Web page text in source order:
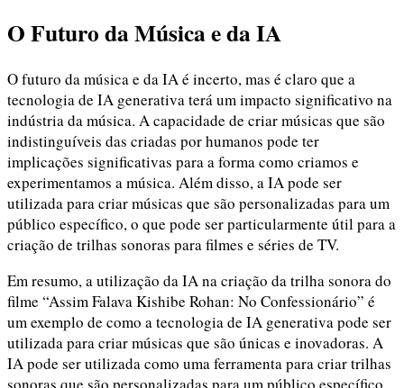
O Futuro da Música e da IA
O futuro da música e da IA é incerto, mas é claro que a
tecnologia de IA generativa terá um impacto significativo na
indústria da música. A capacidade de criar músicas que são
indistinguíveis das criadas por humanos pode ter
implicações significativas para a forma como criamos e
experimentamos a música. Além disso, a IA pode ser
utilizada para criar músicas que são personalizadas para um
público específico, o que pode ser particularmente útil para a
criação de trilhas sonoras para filmes e séries de TV.
Em resumo, a utilização da IA na criação da trilha sonora do
filme “Assim Falava Kishibe Rohan: No Confessionário” é
um exemplo de como a tecnologia de IA generativa pode ser
utilizada para criar músicas que são únicas e inovadoras. A
IA pode ser utilizada como uma ferramenta para criar trilhas